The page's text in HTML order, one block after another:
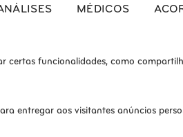
entender como os visitantes interagem
certas funcionalidades, como
entregar aos visitantes anúncios
MÉDICOS